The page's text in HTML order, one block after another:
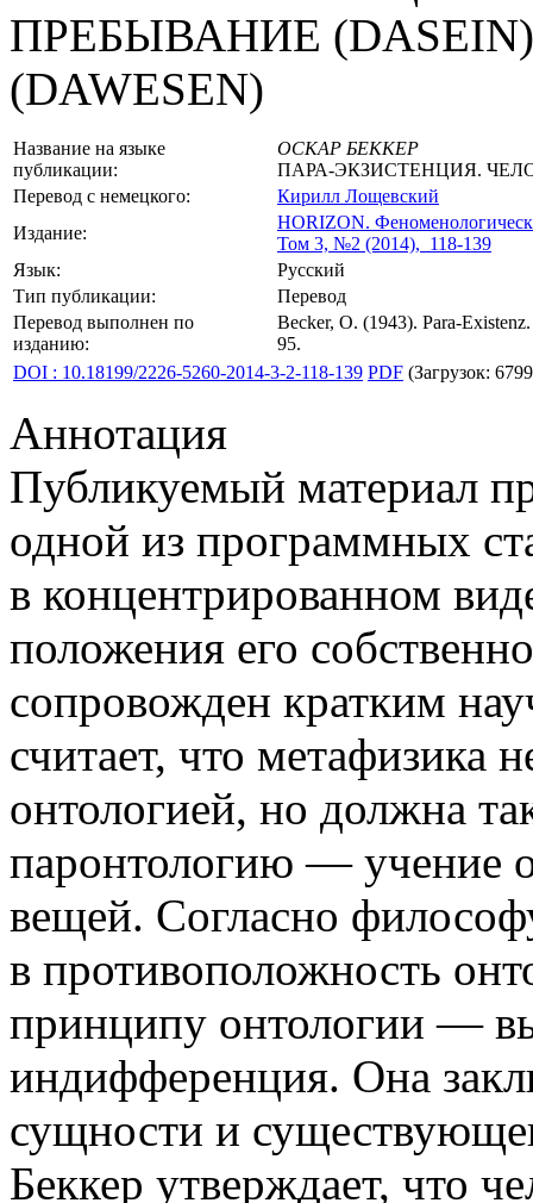
ПРЕБЫВАНИЕ
(DAWESEN)
Название на языке
публикации:
ОСКАР БЕККЕР
ПАРА-ЭКЗИСТЕНЦИЯ.
Перевод с немецкого:
Кирилл Лощевский
Издание:
HORIZON.
Том 3, №2 (2014), 118-139
Язык:
Русский
Тип публикации:
Перевод
Перевод выполнен по
изданию:
Becker, O. (1943). Para-
95.
DOI : 10.18199/2226-5260-2014-3-2-118-139 PDF (Загрузок:
Аннотация
Публикуемый материал
одной из программных
в концентрированном
положения его
сопровожден кратким
считает, что метафизика
онтологией, но должна
паронтологию — учение
вещей. Согласно
в противоположность
принципу онтологии —
индифференция. Она
сущности и
Беккер утверждает, что